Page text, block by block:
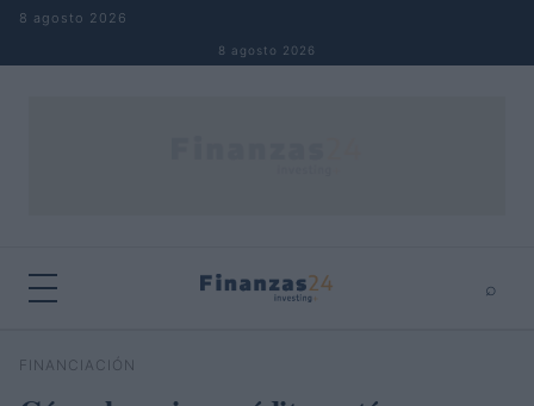
Saltar al contenido
8 agosto 2026
8 agosto 2026
⌕
Buscar
FINANCIACIÓN